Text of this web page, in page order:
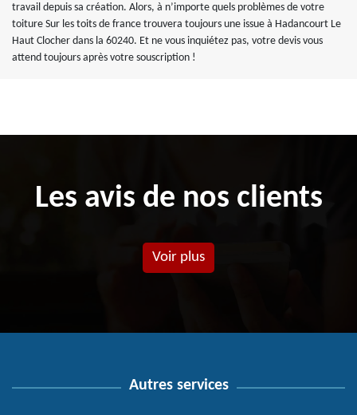
travail depuis sa création. Alors, à n’importe quels problèmes de votre
toiture Sur les toits de france trouvera toujours une issue à Hadancourt Le
Haut Clocher dans la 60240. Et ne vous inquiétez pas, votre devis vous
attend toujours après votre souscription !
Les avis de nos clients
Voir plus
Autres services